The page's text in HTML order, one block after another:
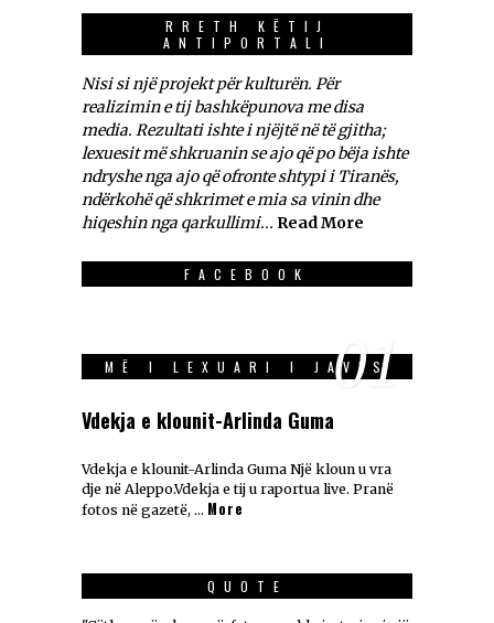
RRETH KËTIJ
ANTIPORTALI
Nisi si një projekt për kulturën. Për
realizimin e tij bashkëpunova me disa
media. Rezultati ishte i njëjtë në të gjitha;
lexuesit më shkruanin se ajo që po bëja ishte
ndryshe nga ajo që ofronte shtypi i Tiranës,
ndërkohë që shkrimet e mia sa vinin dhe
hiqeshin nga qarkullimi... Read More
FACEBOOK
MË I LEXUARI I JAVES
01
Vdekja e klounit-Arlinda Guma
Vdekja e klounit-Arlinda Guma Një kloun u vra
dje në Aleppo.Vdekja e tij u raportua live. Pranë
fotos në gazetë, … More
QUOTE